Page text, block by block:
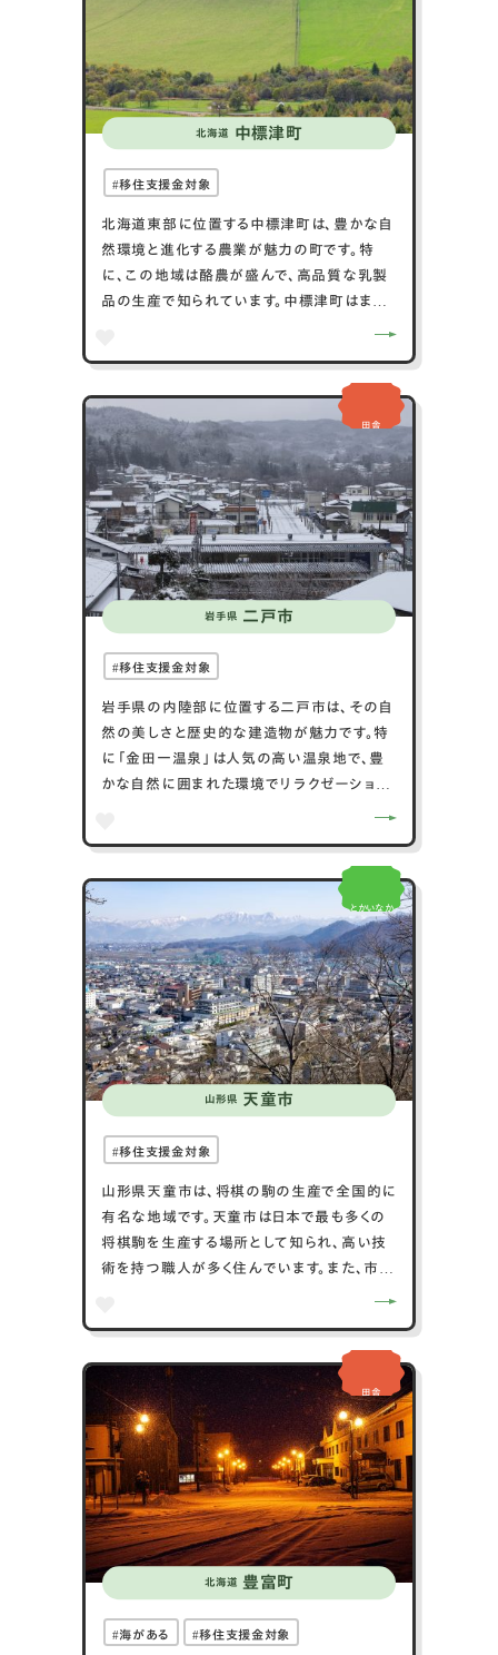
北海道 中標津町
移住支援金対象
北海道東部に位置する中標津町は、豊かな自
然環境と進化する農業が魅力の町です。特
に、この地域は酪農が盛んで、高品質な乳製
品の生産で知られています。中標津町はまた、
グや野鳥観察が人気です。四季折々の自然の
美しさが楽しめるほか、地元の農産物を活か
したグルメも楽しむことができます。中標津町
は、自然と農業が共生する生活を体験できる
魅力的な場所です。
岩手県 二戸市
田舎
移住支援金対象
岩手県の内陸部に位置する二戸市は、その自
然の美しさと歴史的な建造物が魅力です。特
に「金田一温泉」は人気の高い温泉地で、豊
かな自然に囲まれた環境でリラクゼーション
在します。市内には古くからの歴史を感じさせ
る神社や寺院も多く、地域の伝統と文化に触
れることができます。自然と歴史が織り成す
魅力的な地域、それが二戸市です。
山形県 天童市
とかいなか
移住支援金対象
山形県天童市は、将棋の駒の生産で全国的に
有名な地域です。天童市は日本で最も多くの
将棋駒を生産する場所として知られ、高い技
術を持つ職人が多く住んでいます。また、市内
園」は四季折々の花が楽しめる場所として知
られています。温泉も豊富で、観光客にリラッ
クスした時間を提供しています。伝統と自然の
豊かさが魅力の天童市は、訪れる人々に多く
の発見と癒しを与えています。
北海道 豊富町
田舎
海がある 移住支援金対象